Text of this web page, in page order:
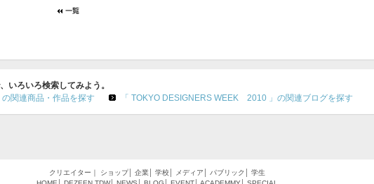
ろいろ検索してみよう。
関連商品・作品を探す
「 TOKYO DESIGNERS WEEK 2010 」の関連ブログを探す
クリエイター ｜ ショップ│ 企業 学校 メディア パブリック
学生